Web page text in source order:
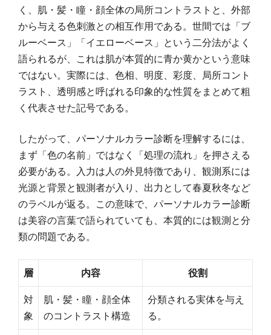
く、肌・髪・瞳・顔全体の局所コントラストと、外部
から与える色刺激との相互作用である。世間では「ブ
ルーベース」「イエローベース」という二分法がよく
語られるが、これは肌が本質的に青か黄かという意味
ではない。実際には、色相、明度、彩度、局所コント
ラスト、透明感と呼ばれる印象的な性質をまとめて粗
く代表させた記号である。
したがって、パーソナルカラー診断を理解するには、
まず「色の名前」ではなく「処理の流れ」を押さえる
必要がある。入力は人の外見特徴であり、観測系には
光源と背景と観測者が入り、出力として春夏秋冬など
のラベルが返る。この意味で、パーソナルカラー診断
は美容の言葉で語られていても、本質的には観測と分
類の問題である。
層 内容 役割
対
象
肌・髪・瞳・顔全体
のコントラスト構造
分類される実体を与え
る。